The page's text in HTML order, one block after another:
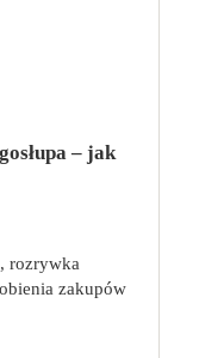
nosi tytuł
autorzy
pod
W
w policyjnym
będą musiały
– jak
rozrywka
zakupów
aktywność